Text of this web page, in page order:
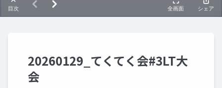
20260129_てくてく会#3LT大
会